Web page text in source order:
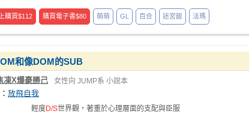
購買$112 購買電子書$80 萌萌 GL 百合 迷宮飯 法瑪
和像DOM的SUB
凍X爆豪勝己 女性向 JUMP系 小說本
放飛自我
輕度D/S世界觀，著重於心理層面的支配與臣服